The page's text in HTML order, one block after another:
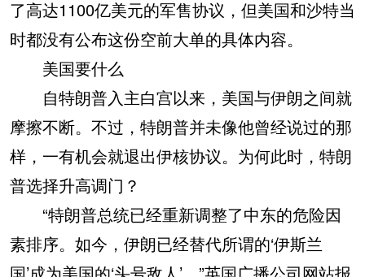
了高达1100亿美元的军售协议，但美国和沙特当
时都没有公布这份空前大单的具体内容。
美国要什么
自特朗普入主白宫以来，美国与伊朗之间就
摩擦不断。不过，特朗普并未像他曾经说过的那
样，一有机会就退出伊核协议。为何此时，特朗
普选择升高调门？
“特朗普总统已经重新调整了中东的危险因
素排序。如今，伊朗已经替代所谓的‘伊斯兰